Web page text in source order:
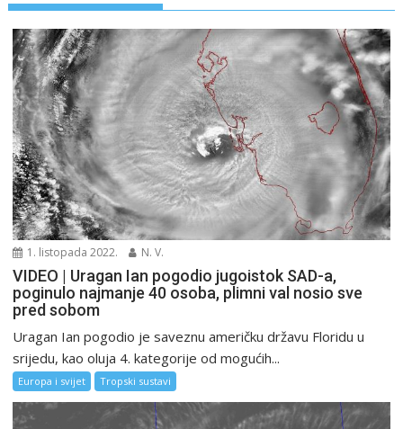
1. listopada 2022. N. V.
VIDEO | Uragan Ian pogodio jugoistok SAD-a,
poginulo najmanje 40 osoba, plimni val nosio sve
pred sobom
Uragan Ian pogodio je saveznu američku državu Floridu u
srijedu, kao oluja 4. kategorije od mogućih...
Europa i svijet Tropski sustavi